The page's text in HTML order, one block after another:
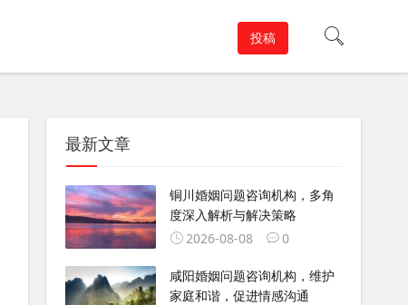
投稿
最新文章
铜川婚姻问题咨询机构，多角
度深入解析与解决策略
2026-08-08
0
咸阳婚姻问题咨询机构，维护
家庭和谐，促进情感沟通